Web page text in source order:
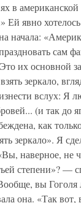
в
Ей явно
начала:
сам
их основной
зеркало,
вслух: Я
(и так
как
зеркало». Я
наверное, не
степени»? —
вы
она. «Так